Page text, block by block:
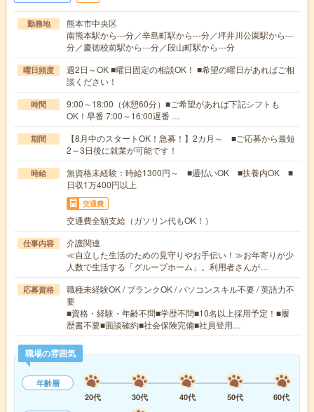
勤務地
熊本市中央区
南熊本駅から---分／辛島町駅から---分／坪井川公園駅から---
分／慶徳校前駅から---分／段山町駅から---分
曜日頻度
週2日～OK ■曜日固定の相談OK！ ■希望の曜日があればご相
談ください！
時間
9:00～18:00（休憩60分）■ご希望があれば下記シフトも
OK！早番 7:00～16:00遅番 …
期間
【8月中のスタートOK！急募！】2カ月～ ■ご応募から最短
2～3日後に就業が可能です！
時給
無資格未経験：時給1300円～ ■週払いOK ■扶養内OK ■
日収1万400円以上
交通費
交通費全額支給（ガソリン代もOK！）
仕事内容
介護関連
≪自立した生活のための見守りやお手伝い！≫お年寄りが少
人数で生活する「グループホーム」。利用者さんが…
応募資格
職種未経験OK / ブランクOK / パソコンスキル不要 / 英語力不
要
■資格・経験・年齢不問■学歴不問■10名以上採用予定！■履
歴書不要■面談確約■社会保険完備■社員登用…
職場の雰囲気
年齢層
20代
30代 40代 50代
60代